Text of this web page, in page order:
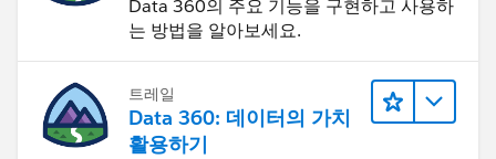
Data 360의 주요 기능을 구현하고 사용하
는 방법을 알아보세요.
트레일
Data 360: 데이터의 가치
활용하기